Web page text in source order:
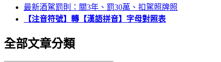
最新酒駕罰則：關3年、罰30萬、扣駕照牌照
【注音符號】轉【漢語拼音】字母對照表
全部文章分類